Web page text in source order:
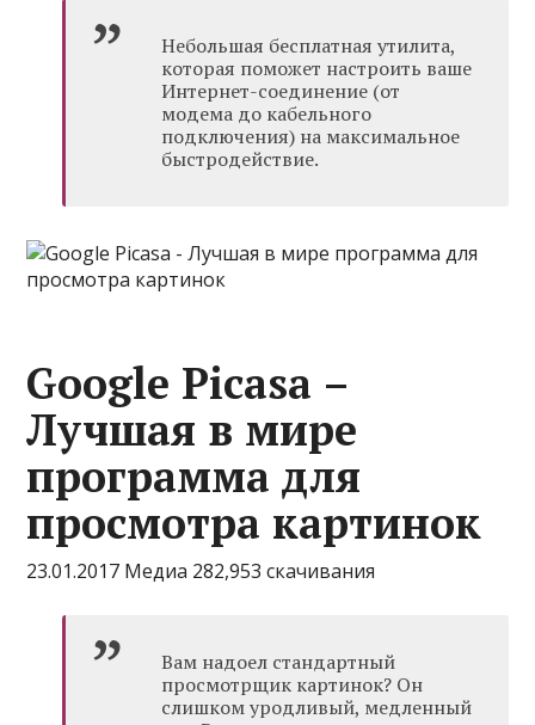
Небольшая бесплатная утилита,
которая поможет настроить ваше
Интернет-соединение (от
модема до кабельного
подключения) на максимальное
быстродействие.
Google Picasa –
Лучшая в мире
программа для
просмотра картинок
23.01.2017 Медиа 282,953 скачивания
Вам надоел стандартный
просмотрщик картинок? Он
слишком уродливый, медленный